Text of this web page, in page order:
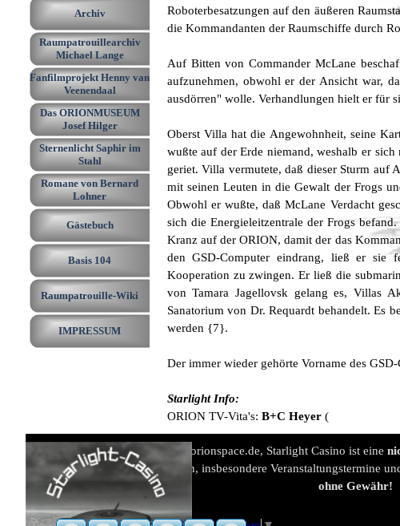
Archiv ▼
Raumpatrouillearchiv
Michael Lange
Fanfilmprojekt Henny van
Veenendaal
Das ORIONMUSEUM
Josef Hilger
Sternenlicht Saphir im
Stahl
Romane von Bernard
Lohner
Gästebuch
Basis 104
Raumpatrouille-Wiki
IMPRESSUM
Roboterbesatzungen auf den äußeren
die Kommandanten der Raumschiffe durch
Auf Bitten von Commander McLane
aufzunehmen, obwohl er der Ansicht war,
ausdörren" wolle. Verhandlungen hielt er für
Oberst Villa hat die Angewohnheit, seine
wußte auf der Erde niemand, weshalb er
geriet. Villa vermutete, daß dieser Sturm auf
mit seinen Leuten in die Gewalt der Frogs
Obwohl er wußte, daß McLane Verdacht
sich die Energieleitzentrale der Frogs
Kranz auf der ORION, damit der das
den GSD-Computer eindrang, ließ er sie
Kooperation zu zwingen. Er ließ die
von Tamara Jagellovsk gelang es, Villas
Sanatorium von Dr. Requardt behandelt. Es
werden {7}.
Der immer wieder gehörte Vorname des
Starlight Info:
ORION TV-Vita's: B+C Heyer(
www.orionspace.de, Starlight Casino ist eine
Alle Angaben, insbesondere Veranstaltungstermine
ohne Gewähr!